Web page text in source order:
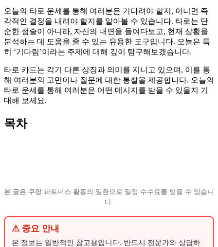
오늘의 타로 운세를 통해 여러분은 기다려야 할지, 아니면 즉
각적인 결정을 내려야 할지를 알아볼 수 있습니다. 타로는 단
순한 점술이 아니라, 자신의 내면을 들여다보고, 현재 상황을
분석하는 데 도움을 줄 수 있는 유용한 도구입니다. 오늘은 특
히 ‘기다림’이라는 주제에 대해 깊이 탐구해보겠습니다.
타로 카드는 각기 다른 상징과 의미를 지니고 있으며, 이를 통
해 여러분의 고민이나 질문에 대한 통찰을 제공합니다. 오늘의
타로 운세를 통해 여러분은 어떤 메시지를 받을 수 있을지 기
대해 보세요.
목차
본 글은 쿠팡 파트너스 활동의 일환으로 일정 수수료를 받을 수 있습니
다.
⚠ 중요 안내
본 정보는 일반적인 참고용입니다. 반드시 전문가와 상담하